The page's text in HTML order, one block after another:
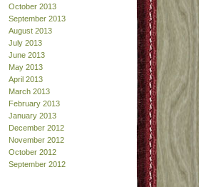
October 2013
September 2013
August 2013
July 2013
June 2013
May 2013
April 2013
March 2013
February 2013
January 2013
December 2012
November 2012
October 2012
September 2012